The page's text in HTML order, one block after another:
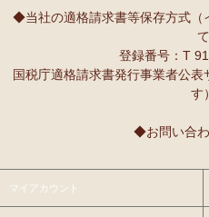
◆当社の適格請求書等保存方式（
て
登録番号：T
国税庁適格請求書発行事業者公
す）
◆お問い合
マイアカウント